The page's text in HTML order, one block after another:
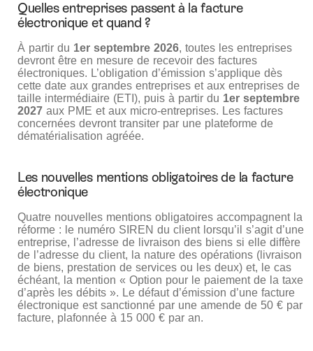
Quelles entreprises passent à la facture
électronique et quand ?
À partir du 1er septembre 2026, toutes les entreprises
devront être en mesure de recevoir des factures
électroniques. L’obligation d’émission s’applique dès
cette date aux grandes entreprises et aux entreprises de
taille intermédiaire (ETI), puis à partir du 1er septembre
2027 aux PME et aux micro-entreprises. Les factures
concernées devront transiter par une plateforme de
dématérialisation agréée.
Les nouvelles mentions obligatoires de la facture
électronique
Quatre nouvelles mentions obligatoires accompagnent la
réforme : le numéro SIREN du client lorsqu’il s’agit d’une
entreprise, l’adresse de livraison des biens si elle diffère
de l’adresse du client, la nature des opérations (livraison
de biens, prestation de services ou les deux) et, le cas
échéant, la mention « Option pour le paiement de la taxe
d’après les débits ». Le défaut d’émission d’une facture
électronique est sanctionné par une amende de 50 € par
facture, plafonnée à 15 000 € par an.